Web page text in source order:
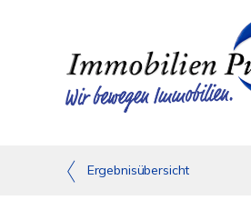
Ergebnisübersicht